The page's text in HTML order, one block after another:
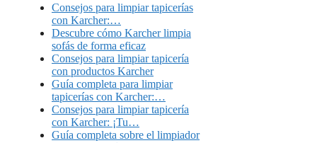
Consejos para limpiar tapicerías
con Karcher:…
Descubre cómo Karcher limpia
sofás de forma eficaz
Consejos para limpiar tapicería
con productos Karcher
Guía completa para limpiar
tapicerías con Karcher:…
Consejos para limpiar tapicería
con Karcher: ¡Tu…
Guía completa sobre el limpiador